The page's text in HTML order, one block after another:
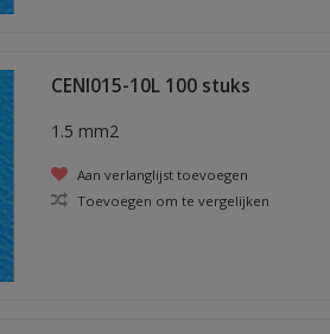
CENI015-10L 100 stuks
1.5 mm2
Aan verlanglijst toevoegen
Toevoegen om te vergelijken